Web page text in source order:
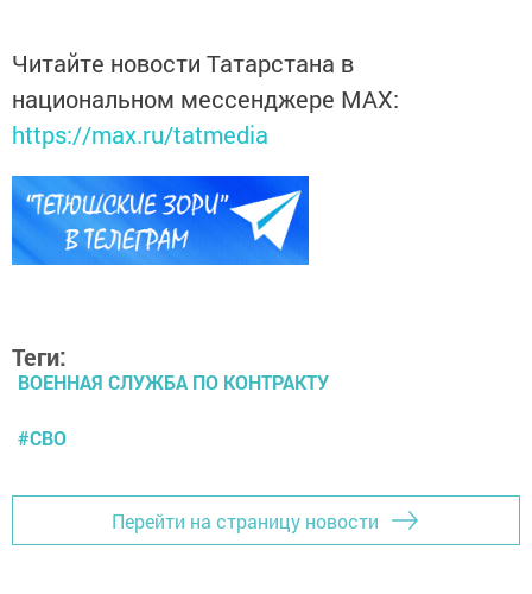
Читайте новости Татарстана в
национальном мессенджере MАХ:
https://max.ru/tatmedia
Теги:
ВОЕННАЯ СЛУЖБА ПО КОНТРАКТУ
#СВО
Перейти на страницу новости